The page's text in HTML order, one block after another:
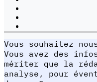
Vous souhaitez
Vous avez des
mériter que la
analyse, pour